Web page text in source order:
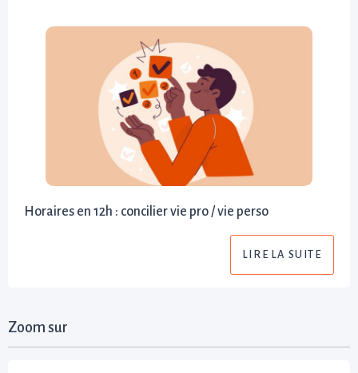
Horaires en 12h : concilier vie pro / vie perso
LIRE LA SUITE
Zoom sur